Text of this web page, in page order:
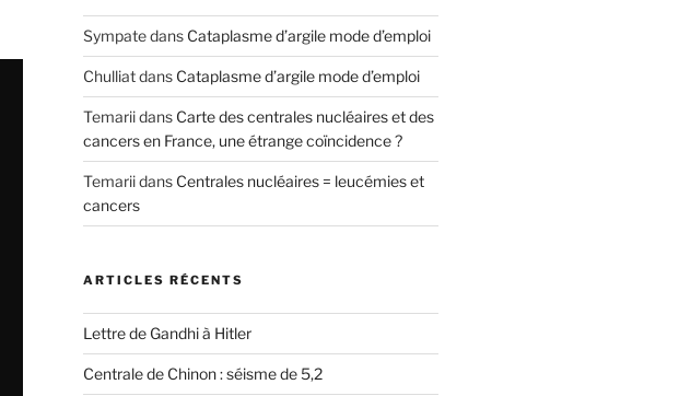
Sympatedans Cataplasme d’argile mode d’emploi
Chulliatdans Cataplasme d’argile mode d’emploi
Temariidans Carte des centrales nucléaires et des
cancers en France, une étrange coïncidence ?
Temariidans Centrales nucléaires = leucémies et
cancers
ARTICLES RÉCENTS
Lettre de Gandhi à Hitler
Centrale de Chinon : séisme de 5,2